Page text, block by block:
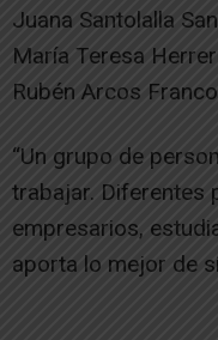
Juana Santolalla
María Teresa
Rubén Arcos Franco
“Un grupo de
trabajar. Diferentes
empresarios,
aporta lo mejor de